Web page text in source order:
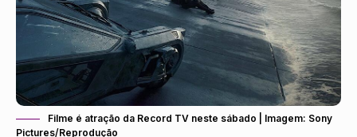
Filme é atração da Record TV neste sábado | Imagem: Sony
Pictures/Reprodução